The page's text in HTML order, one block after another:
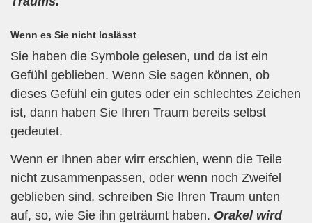
Wenn es Sie nicht loslässt
Sie haben die Symbole gelesen, und da ist ein
Gefühl geblieben. Wenn Sie sagen können, ob
dieses Gefühl ein gutes oder ein schlechtes Zeichen
ist, dann haben Sie Ihren Traum bereits selbst
gedeutet.
Wenn er Ihnen aber wirr erschien, wenn die Teile
nicht zusammenpassen, oder wenn noch Zweifel
geblieben sind, schreiben Sie Ihren Traum unten
auf, so, wie Sie ihn geträumt haben. Orakel wird